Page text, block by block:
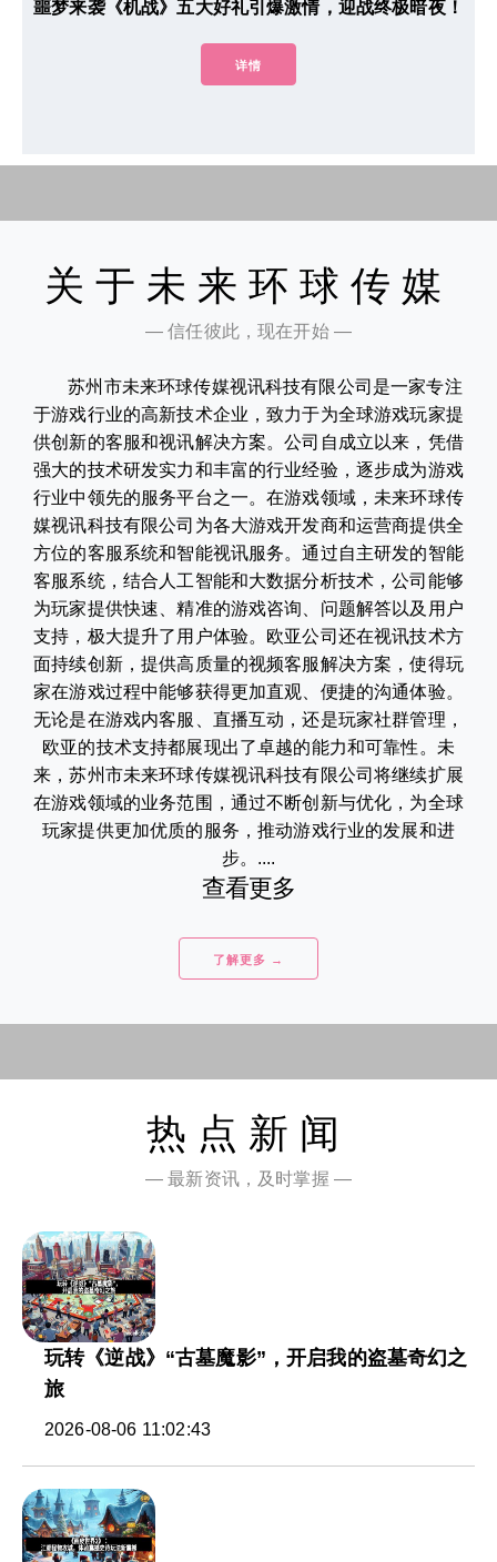
噩梦来袭《机战》五大好礼引爆激情，迎战终极暗夜！
详情
关于未来环球传媒
— 信任彼此，现在开始 —
苏州市未来环球传媒视讯科技有限公司是一家专注
于游戏行业的高新技术企业，致力于为全球游戏玩家提
供创新的客服和视讯解决方案。公司自成立以来，凭借
强大的技术研发实力和丰富的行业经验，逐步成为游戏
行业中领先的服务平台之一。在游戏领域，未来环球传
媒视讯科技有限公司为各大游戏开发商和运营商提供全
方位的客服系统和智能视讯服务。通过自主研发的智能
客服系统，结合人工智能和大数据分析技术，公司能够
为玩家提供快速、精准的游戏咨询、问题解答以及用户
支持，极大提升了用户体验。欧亚公司还在视讯技术方
面持续创新，提供高质量的视频客服解决方案，使得玩
家在游戏过程中能够获得更加直观、便捷的沟通体验。
无论是在游戏内客服、直播互动，还是玩家社群管理，
欧亚的技术支持都展现出了卓越的能力和可靠性。未
来，苏州市未来环球传媒视讯科技有限公司将继续扩展
在游戏领域的业务范围，通过不断创新与优化，为全球
玩家提供更加优质的服务，推动游戏行业的发展和进
步。....
查看更多
了解更多 →
热点新闻
— 最新资讯，及时掌握 —
玩转《逆战》“古墓魔影”，开启我的盗墓奇幻之
旅
2026-08-06 11:02:43